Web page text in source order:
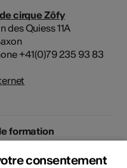
cirque Zôfy
des Quiess 11A
+41(0)79 235 93 83
formation
/ workshop
consentement